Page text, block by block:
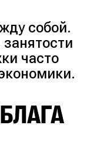
собой.
часто